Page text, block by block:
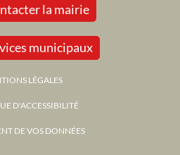
la mairie
municipaux
LÉGALES
D'ACCESSIBILITÉ
DE VOS DONNÉES